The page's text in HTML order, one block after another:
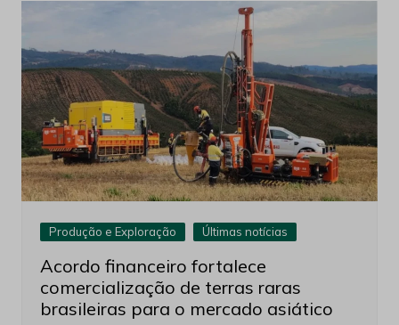
Produção e Exploração Últimas notícias
Acordo financeiro fortalece
comercialização de terras raras
brasileiras para o mercado asiático